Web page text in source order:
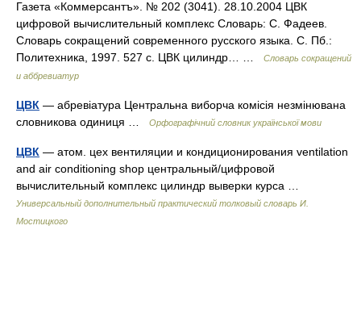
Газета «Коммерсантъ». № 202 (3041). 28.10.2004 ЦВК
цифровой вычислительный комплекс Словарь: С. Фадеев.
Словарь сокращений современного русского языка. С. Пб.:
Политехника, 1997. 527 с. ЦВК цилиндр… …
Словарь сокращений
и аббревиатур
ЦВК — абревіатура Центральна виборча комісія незмінювана
словникова одиниця …
Орфографічний словник української мови
ЦВК — атом. цех вентиляции и кондиционирования ventilation
and air conditioning shop центральный/цифровой
вычислительный комплекс цилиндр выверки курса …
Универсальный дополнительный практический толковый словарь И.
Мостицкого